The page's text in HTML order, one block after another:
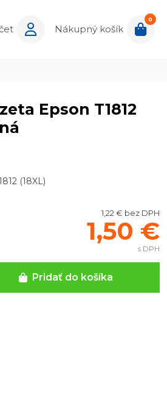
Nákupný košík
0
Epson T1812
(18XL)
1,22 € bez DPH
1,50 €
s DPH
Pridať do košíka